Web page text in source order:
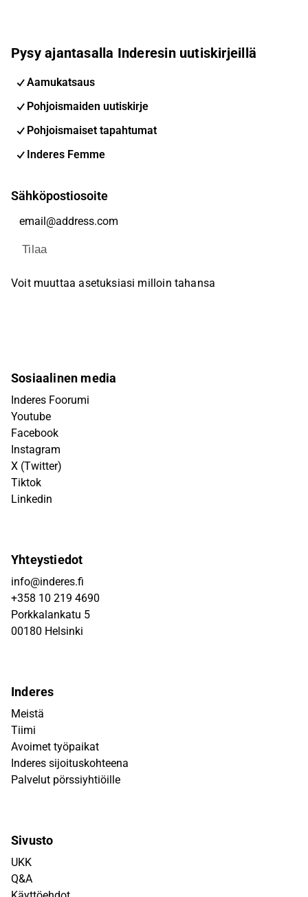
Pysy ajantasalla Inderesin uutiskirjeillä
Aamukatsaus
Pohjoismaiden uutiskirje
Pohjoismaiset tapahtumat
Inderes Femme
Sähköpostiosoite
Tilaa
Voit muuttaa asetuksiasi milloin tahansa
Sosiaalinen media
Inderes Foorumi
Youtube
Facebook
Instagram
X (Twitter)
Tiktok
Linkedin
Yhteystiedot
info@inderes.fi
+358 10 219 4690
Porkkalankatu 5
00180 Helsinki
Inderes
Meistä
Tiimi
Avoimet työpaikat
Inderes sijoituskohteena
Palvelut pörssiyhtiöille
Sivusto
UKK
Q&A